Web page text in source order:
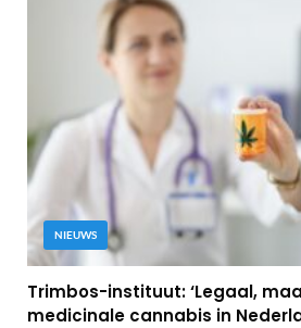
NIEUWS
Trimbos-instituut: ‘Legaal,
medicinale cannabis in